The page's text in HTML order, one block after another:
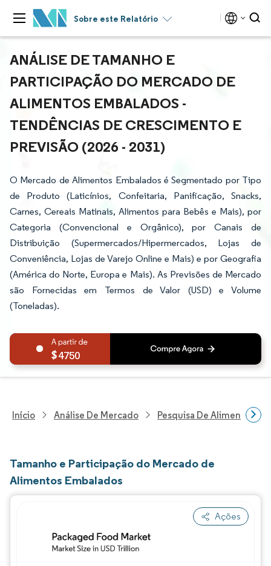
Sobre este Relatório
ANÁLISE DE TAMANHO E
PARTICIPAÇÃO DO MERCADO DE
ALIMENTOS EMBALADOS -
TENDÊNCIAS DE CRESCIMENTO E
PREVISÃO (2026 - 2031)
O Mercado de Alimentos Embalados é Segmentado por Tipo
de Produto (Laticínios, Confeitaria, Panificação, Snacks,
Carnes, Cereais Matinais, Alimentos para Bebês e Mais), por
Categoria (Convencional e Orgânico), por Canais de
Distribuição (Supermercados/Hipermercados, Lojas de
Conveniência, Lojas de Varejo Online e Mais) e por Geografia
(América do Norte, Europa e Mais). As Previsões de Mercado
são Fornecidas em Termos de Valor (USD) e Volume
(Toneladas).
4750
Início Análise De Mercado Pesquisa De Alimentos E
Tamanho e Participação do Mercado de
Alimentos Embalados
Ações